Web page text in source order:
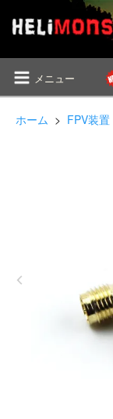
メニュー
ホーム > FPV装置